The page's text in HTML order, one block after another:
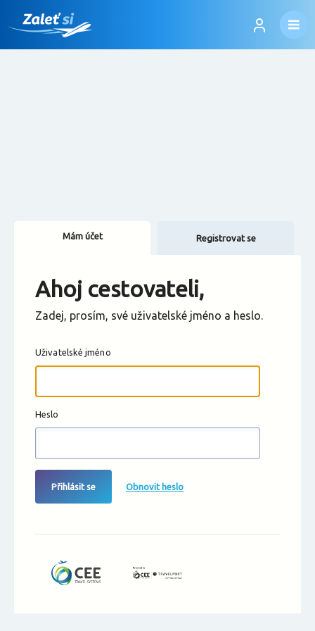
Změnit měnu
Mám účet Registrovat se
Ahoj cestovateli,
Zadej, prosím, své uživatelské jméno a heslo.
Uživatelské jméno
Heslo
Přihlásit se Obnovit heslo